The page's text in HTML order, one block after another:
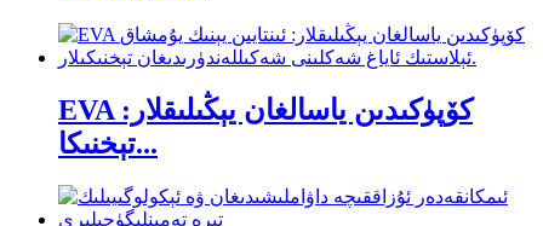
EVA كۆپۈكىدىن ياسالغان يېڭىلىقلار:
تېخنىكا...